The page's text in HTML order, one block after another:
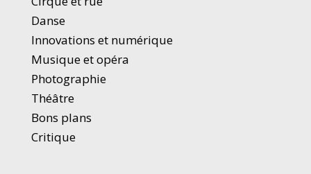
Danse
Innovations et numérique
Musique et opéra
Photographie
Théâtre
Bons plans
Critique